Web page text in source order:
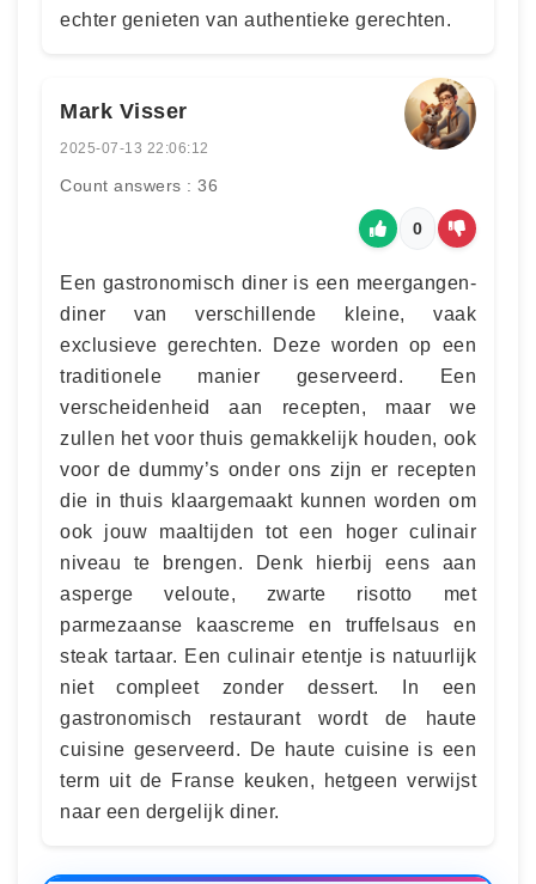
echter genieten van authentieke gerechten.
Mark Visser
2025-07-13 22:06:12
Count answers : 36
0
Een gastronomisch diner is een meergangen-
diner van verschillende kleine, vaak
exclusieve gerechten. Deze worden op een
traditionele manier geserveerd. Een
verscheidenheid aan recepten, maar we
zullen het voor thuis gemakkelijk houden, ook
voor de dummy’s onder ons zijn er recepten
die in thuis klaargemaakt kunnen worden om
ook jouw maaltijden tot een hoger culinair
niveau te brengen. Denk hierbij eens aan
asperge veloute, zwarte risotto met
parmezaanse kaascreme en truffelsaus en
steak tartaar. Een culinair etentje is natuurlijk
niet compleet zonder dessert. In een
gastronomisch restaurant wordt de haute
cuisine geserveerd. De haute cuisine is een
term uit de Franse keuken, hetgeen verwijst
naar een dergelijk diner.